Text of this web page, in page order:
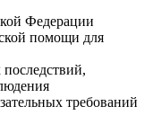
Федерации
помощи для
требований